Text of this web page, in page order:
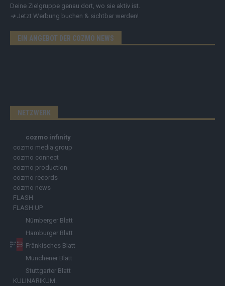
Deine Zielgruppe genau dort, wo sie aktiv ist.
➔ Jetzt Werbung buchen & sichtbar werden!
EIN ANGEBOT DER COZMO NEWS
NETZWERK
cozmo infinity
cozmo media group
cozmo connect
cozmo production
cozmo records
cozmo news
FLASH
FLASH UP
Nürnberger Blatt
Hamburger Blatt
Fränkisches Blatt
Münchener Blatt
Stuttgarter Blatt
KULINARIKUM.